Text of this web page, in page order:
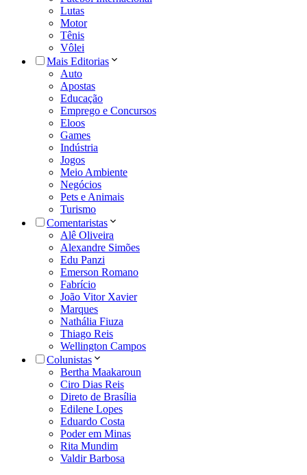
Lutas
Motor
Tênis
Vôlei
Mais Editorias
Auto
Apostas
Educação
Emprego e Concursos
Eloos
Games
Indústria
Jogos
Meio Ambiente
Negócios
Pets e Animais
Turismo
Comentaristas
Alê Oliveira
Alexandre Simões
Edu Panzi
Emerson Romano
Fabrício
João Vitor Xavier
Marques
Nathália Fiuza
Thiago Reis
Wellington Campos
Colunistas
Bertha Maakaroun
Ciro Dias Reis
Direto de Brasília
Edilene Lopes
Eduardo Costa
Poder em Minas
Rita Mundim
Valdir Barbosa